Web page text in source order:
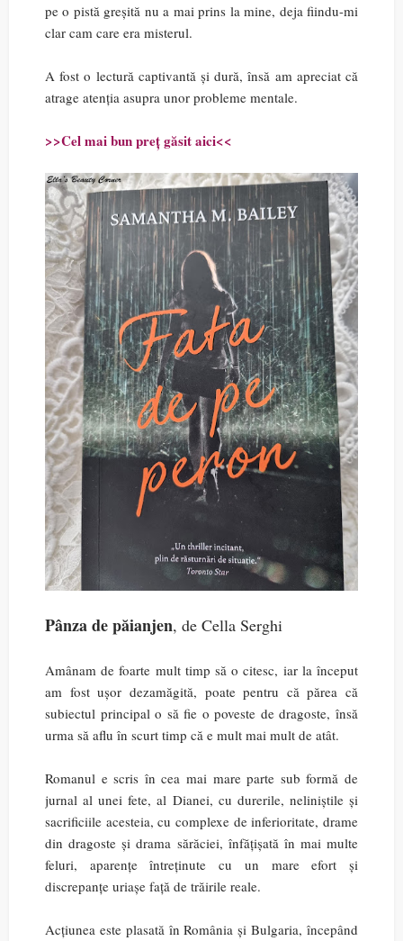
pe o pistă greșită nu a mai prins la mine, deja fiindu-mi
clar cam care era misterul.
A fost o lectură captivantă și dură, însă am apreciat că
atrage atenția asupra unor probleme mentale.
>>Cel mai bun preț găsit aici<<
Pânza de păianjen, de Cella Serghi
Amânam de foarte mult timp să o citesc, iar la început
am fost ușor dezamăgită, poate pentru că părea că
subiectul principal o să fie o poveste de dragoste, însă
urma să aflu în scurt timp că e mult mai mult de atât.
Romanul e scris în cea mai mare parte sub formă de
jurnal al unei fete, al Dianei, cu durerile, neliniștile și
sacrificiile acesteia, cu complexe de inferioritate, drame
din dragoste și drama sărăciei, înfățișată în mai multe
feluri, aparențe întreținute cu un mare efort și
discrepanțe uriașe față de trăirile reale.
Acțiunea este plasată în România și Bulgaria, începând